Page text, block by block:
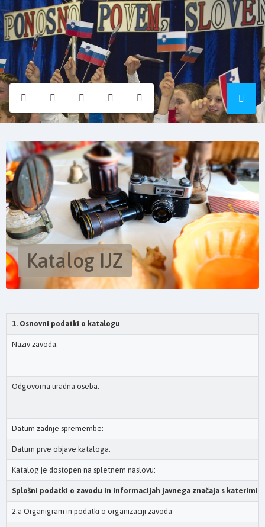
Osnovna
šola
Hruševec
Katalog IJZ
1. Osnovni podatki o katalogu
Naziv zavoda:
Odgovorna uradna oseba:
Datum zadnje spremembe:
Datum prve objave kataloga:
Katalog je dostopen na spletnem naslovu:
Splošni podatki o zavodu in informacijah javnega značaja s katerimi
2.a Organigram in podatki o organizaciji zavoda